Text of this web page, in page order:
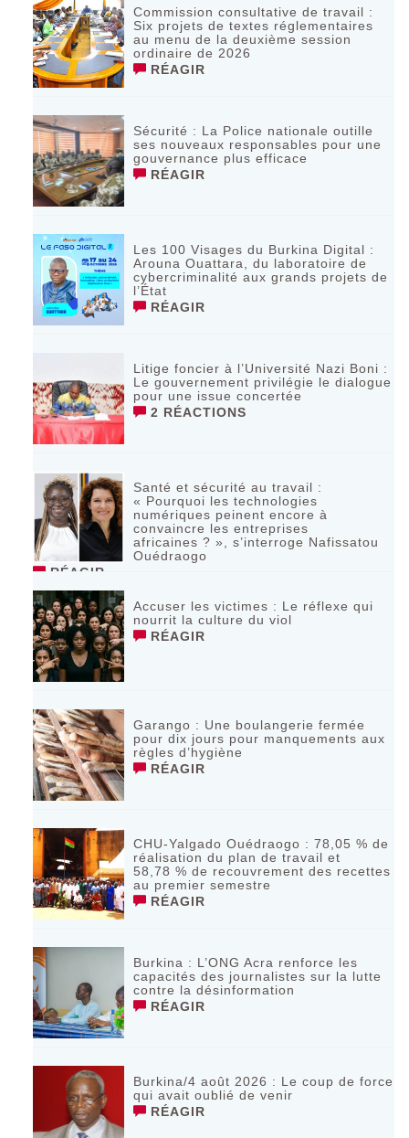
Commission consultative de travail :
Six projets de textes réglementaires
au menu de la deuxième session
ordinaire de 2026
RÉAGIR
Sécurité : La Police nationale outille
ses nouveaux responsables pour une
gouvernance plus efficace
RÉAGIR
Les 100 Visages du Burkina Digital :
Arouna Ouattara, du laboratoire de
cybercriminalité aux grands projets de
l’État
RÉAGIR
Litige foncier à l’Université Nazi Boni :
Le gouvernement privilégie le dialogue
pour une issue concertée
2 RÉACTIONS
Santé et sécurité au travail :
« Pourquoi les technologies
numériques peinent encore à
convaincre les entreprises
africaines ? », s’interroge Nafissatou
Ouédraogo
RÉAGIR
Accuser les victimes : Le réflexe qui
nourrit la culture du viol
RÉAGIR
Garango : Une boulangerie fermée
pour dix jours pour manquements aux
règles d’hygiène
RÉAGIR
CHU-Yalgado Ouédraogo : 78,05 % de
réalisation du plan de travail et
58,78 % de recouvrement des recettes
au premier semestre
RÉAGIR
Burkina : L’ONG Acra renforce les
capacités des journalistes sur la lutte
contre la désinformation
RÉAGIR
Burkina/4 août 2026 : Le coup de force
qui avait oublié de venir
RÉAGIR